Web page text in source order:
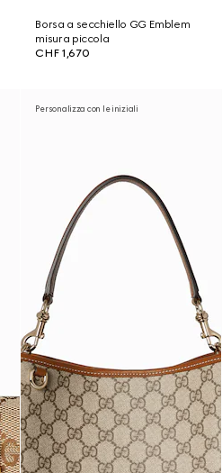
Borsa a secchiello GG Emblem
misura piccola
CHF 1,670
Personalizza con le iniziali